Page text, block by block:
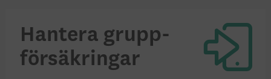
Hantera grupp­
försäkringar